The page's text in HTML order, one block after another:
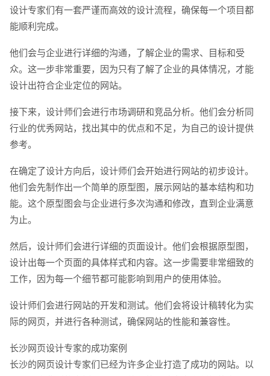
设计专家们有一套严谨而高效的设计流程，确保每一个项目都
能顺利完成。
他们会与企业进行详细的沟通，了解企业的需求、目标和受
众。这一步非常重要，因为只有了解了企业的具体情况，才能
设计出符合企业定位的网站。
接下来，设计师们会进行市场调研和竞品分析。他们会分析同
行业的优秀网站，找出其中的优点和不足，为自己的设计提供
参考。
在确定了设计方向后，设计师们会开始进行网站的初步设计。
他们会先制作出一个简单的原型图，展示网站的基本结构和功
能。这个原型图会与企业进行多次沟通和修改，直到企业满意
为止。
然后，设计师们会进行详细的页面设计。他们会根据原型图，
设计出每一个页面的具体样式和内容。这一步需要非常细致的
工作，因为每一个细节都可能影响到用户的使用体验。
设计师们会进行网站的开发和测试。他们会将设计稿转化为实
际的网页，并进行各种测试，确保网站的性能和兼容性。
长沙网页设计专家的成功案例
长沙的网页设计专家们已经为许多企业打造了成功的网站。以
电话 微信号